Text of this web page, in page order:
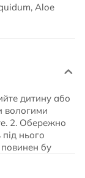
Aloe
дитину або
вологими
2. Обережно
під нього
бу